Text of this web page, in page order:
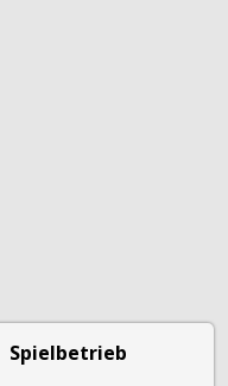
Spielbetrieb